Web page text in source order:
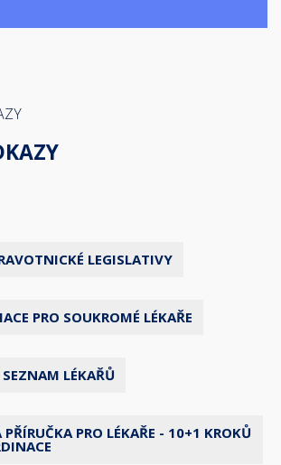
LEGISLATIVY
PRO SOUKROMÉ LÉKAŘE
SEZNAM LÉKAŘŮ
PŘÍRUČKA PRO LÉKAŘE - 10+1 KROKŮ